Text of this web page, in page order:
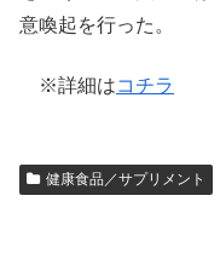
意喚起を行った。
※詳細はコチラ
健康食品／サプリメント